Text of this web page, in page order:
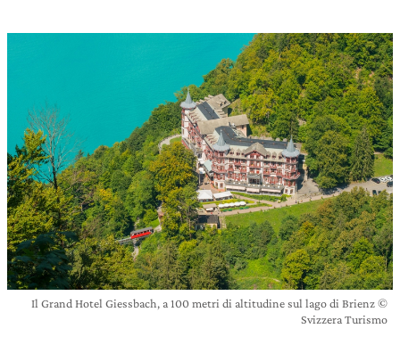
Il Grand Hotel Giessbach, a 100 metri di altitudine sul lago di Brienz ©
Svizzera Turismo